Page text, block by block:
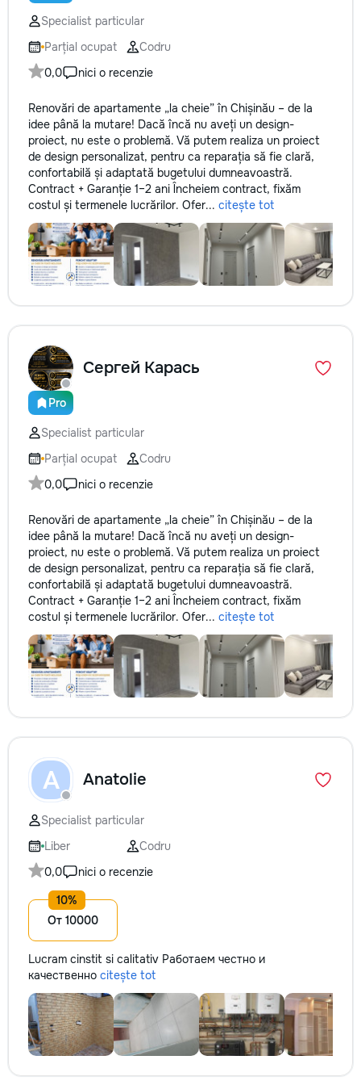
✔ Обучение взрослых ✔
Бесплатный пробный урок
Specialist particular
Parțial ocupat
Codru
0,0
nici o recenzie
Renovări de apartamente „la cheie” în Chișinău – de la
idee până la mutare! Dacă încă nu aveți un design-
proiect, nu este o problemă. Vă putem realiza un proiect
de design personalizat, pentru ca reparația să fie clară,
confortabilă și adaptată bugetului dumneavoastră.
Contract + Garanție 1–2 ani Încheiem contract, fixăm
costul și termenele lucrărilor. Ofer... citește tot
Pro
Сергей Карась
Specialist particular
Parțial ocupat
Codru
0,0
nici o recenzie
Renovări de apartamente „la cheie” în Chișinău – de la
idee până la mutare! Dacă încă nu aveți un design-
proiect, nu este o problemă. Vă putem realiza un proiect
de design personalizat, pentru ca reparația să fie clară,
confortabilă și adaptată bugetului dumneavoastră.
Contract + Garanție 1–2 ani Încheiem contract, fixăm
costul și termenele lucrărilor. Ofer... citește tot
A Anatolie
Specialist particular
Liber
Codru
0,0
nici o recenzie
От 10000
Lucram cinstit si calitativ Работаем честно и
качественно citește tot